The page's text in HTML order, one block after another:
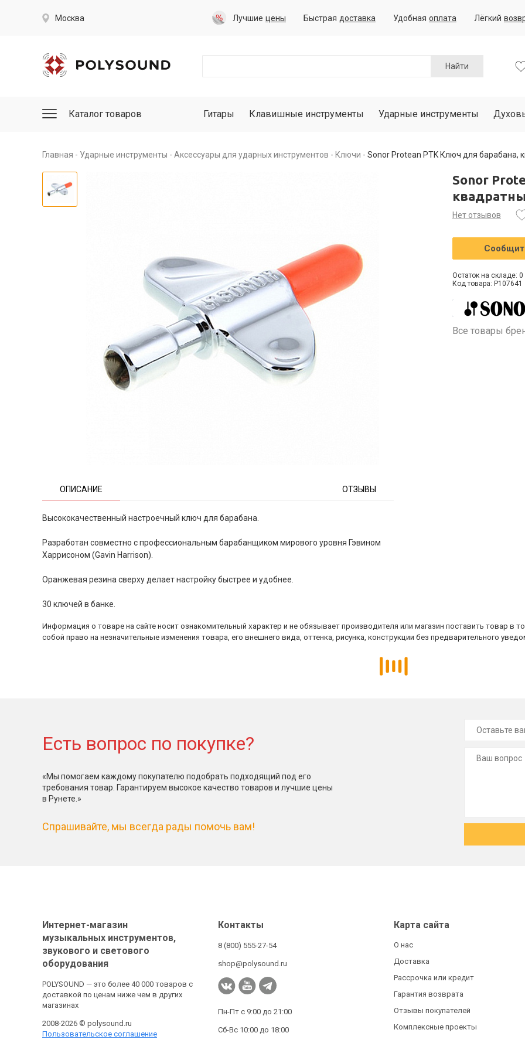
Москва Лучшие цены Быстрая доставка Удобная оплата Лёгкий
Найти
Каталог товаров Гитары Клавишные инструменты Ударные инструменты
Главная Ударные инструменты Аксессуары для ударных инструментов Ключи Sonor Protean PTK Ключ для барабана,
ОПИСАНИЕ ОТЗЫВЫ
Высококачественный настроечный ключ для барабана.
Разработан совместно с профессиональным барабанщиком мирового уровня Гэвином
Харрисоном (Gavin Harrison).
Оранжевая резина сверху делает настройку быстрее и удобнее.
30 ключей в банке.
Sonor
Нет отзывов
Остаток на складе: 0
Код товара: P107641
Все товары
Информация о товаре на сайте носит ознакомительный характер и не обязывает производителя или магазин поставить товар в
собой право на незначительные изменения товара, его внешнего вида, оттенка, рисунка, конструкции без предварительного
Есть вопрос по покупке?
«Мы помогаем каждому покупателю подобрать подходящий под его
требования товар. Гарантируем высокое качество товаров и лучшие цены
в Рунете.»
Спрашивайте, мы всегда рады помочь вам!
Интернет-магазин
музыкальных инструментов,
звукового и светового
оборудования
POLYSOUND — это более 40 000 товаров с
доставкой по ценам ниже чем в других
магазинах
2008-2026 © polysound.ru
Пользовательское соглашение
Контакты
8 (800) 555-27-54
shop@polysound.ru
Пн-Пт с 9:00 до 21:00
Сб-Вс 10:00 до 18:00
Карта сайта
О нас
Доставка
Рассрочка или кредит
Гарантия возврата
Отзывы покупателей
Комплексные проекты